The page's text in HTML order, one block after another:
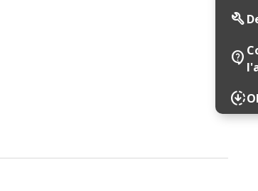
build
contact_support
downloading